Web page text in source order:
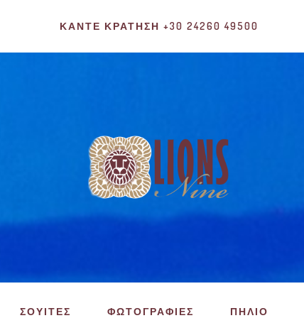
ΚΆΝΤΕ ΚΡΆΤΗΣΗ +30 24260 49500
ΣΟΥΙΤΕΣ ΦΩΤΟΓΡΑΦΙΕΣ ΠΗΛΙΟ